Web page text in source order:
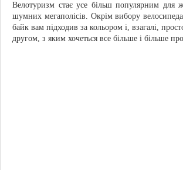
Велотуризм стає усе більш популярним для
шумних мегаполісів. Окрім вибору
байк вам підходив за кольором і, взагалі,
другом, з яким хочеться все більше і більше